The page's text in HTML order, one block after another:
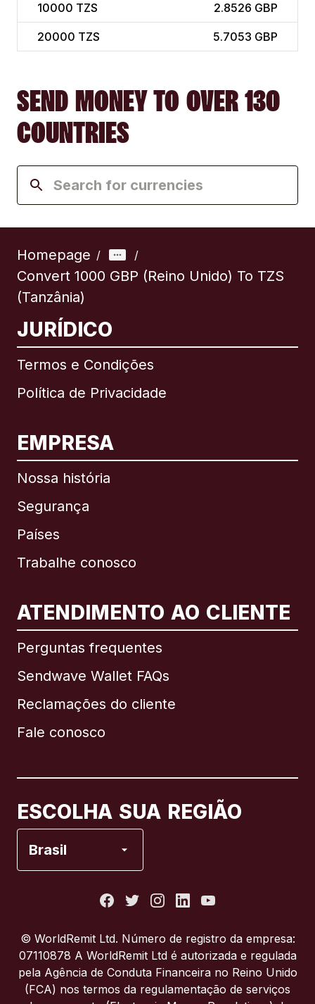
10000 TZS 2.8526 GBP
20000 TZS 5.7053 GBP
SEND MONEY TO OVER 130
COUNTRIES
Homepage / /
Convert 1000 GBP (Reino Unido) To TZS
(Tanzânia)
JURÍDICO
Termos e Condições
Política de Privacidade
EMPRESA
Nossa história
Segurança
Países
Trabalhe conosco
ATENDIMENTO AO CLIENTE
Perguntas frequentes
Sendwave Wallet FAQs
Reclamações do cliente
Fale conosco
ESCOLHA SUA REGIÃO
Brasil
Internacional English
Brasil
Itália
© WorldRemit Ltd. Número de registro da empresa:
07110878 A WorldRemit Ltd é autorizada e regulada
pela Agência de Conduta Financeira no Reino Unido
(FCA) nos termos da regulamentação de serviços